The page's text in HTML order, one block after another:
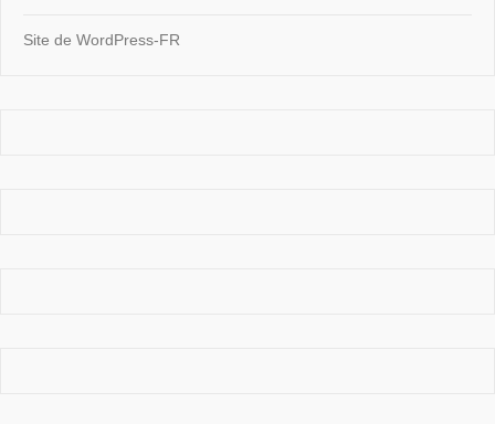
Site de WordPress-FR